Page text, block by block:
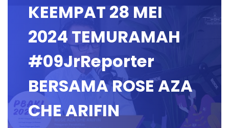
KEEMPAT 28 MEI
2024 TEMURAMAH
#09JrReporter
BERSAMA ROSE AZA
CHE ARIFIN